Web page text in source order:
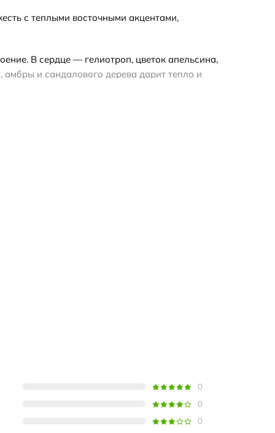
с теплыми восточными акцентами,
В сердце — гелиотроп, цветок апельсина,
и сандалового дерева дарит тепло и
0
0
0